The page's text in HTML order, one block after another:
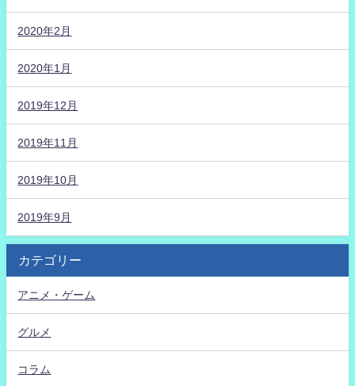
2020年2月
2020年1月
2019年12月
2019年11月
2019年10月
2019年9月
カテゴリー
アニメ・ゲーム
グルメ
コラム